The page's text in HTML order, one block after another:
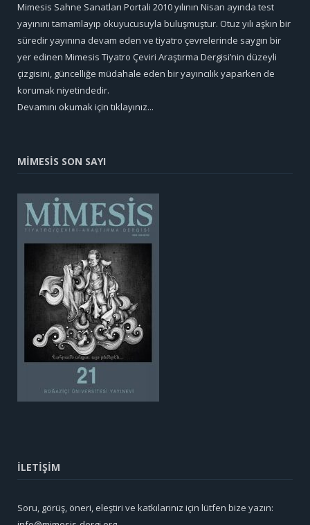
Mimesis Sahne Sanatları Portali 2010 yılının Nisan ayında test
yayınını tamamlayıp okuyucusuyla buluşmuştur. Otuz yılı aşkın bir
süredir yayınına devam eden ve tiyatro çevrelerinde saygın bir
yer edinen Mimesis Tiyatro Çeviri Araştırma Dergisi’nin düzeyli
çizgisini, güncelliğe müdahale eden bir yayıncılık yaparken de
korumak niyetindedir.
Devamını okumak için tıklayınız...
MİMESİS SON SAYI
İLETİŞİM
Soru, görüş, öneri, eleştiri ve katkılarınız için lütfen bize yazın: